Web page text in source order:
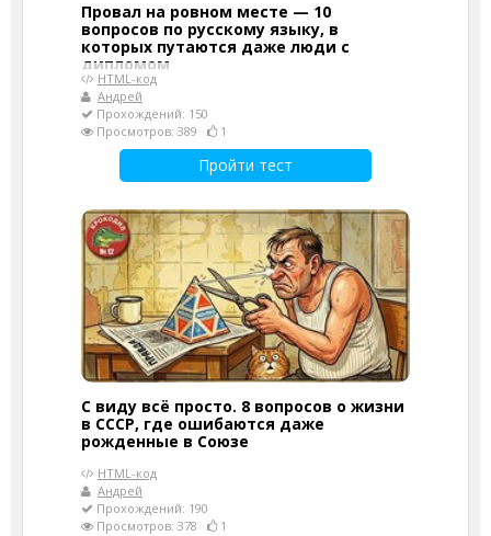
Провал на ровном месте — 10
вопросов по русскому языку, в
которых путаются даже люди с
дипломом
HTML-код
Андрей
Прохождений: 150
Просмотров: 389
1
Пройти тест
С виду всё просто. 8 вопросов о жизни
в СССР, где ошибаются даже
рожденные в Союзе
HTML-код
Андрей
Прохождений: 190
Просмотров: 378
1